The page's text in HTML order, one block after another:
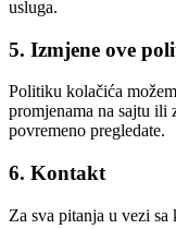
usluga.
5. Izmjene ove
Politiku kolačića
promjenama na sajtu ili
povremeno pregledate.
6. Kontakt
Za sva pitanja u vezi sa